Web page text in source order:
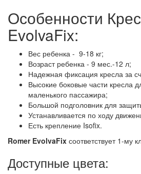
Особенности
EvolvaFix:
Вес ребенка - 9-18 кг;
Возраст ребенка - 9 мес.-12 л;
Надежная фиксация кресла за
Высокие боковые части кресла
маленького пассажира;
Большой подголовник для
Устанавливается по ходу
Есть крепление Isofix.
Romer EvolvaFix соответствует 1-му
Доступные цвета: